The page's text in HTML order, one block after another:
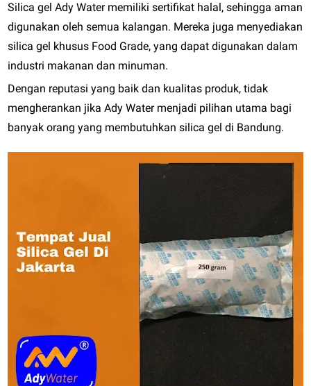
Silica gel Ady Water memiliki sertifikat halal, sehingga aman
digunakan oleh semua kalangan. Mereka juga menyediakan
silica gel khusus Food Grade, yang dapat digunakan dalam
industri makanan dan minuman.
Dengan reputasi yang baik dan kualitas produk, tidak
mengherankan jika Ady Water menjadi pilihan utama bagi
banyak orang yang membutuhkan silica gel di Bandung.